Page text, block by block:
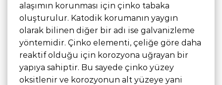
alaşımın korunması için çinko tabaka
oluşturulur. Katodik korumanın yaygın
olarak bilinen diğer bir adı ise galvanizleme
yöntemidir. Çinko elementi, çeliğe göre daha
reaktif olduğu için korozyona uğrayan bir
yapıya sahiptir. Bu sayede çinko yüzey
oksitlenir ve korozyonun alt yüzeye yani